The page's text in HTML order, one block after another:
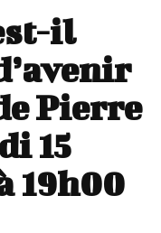
il
Pierre
15
19h00